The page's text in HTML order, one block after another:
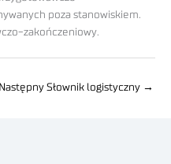
poza stanowiskiem.
zakończeniowy.
Następny Słownik logistyczny →